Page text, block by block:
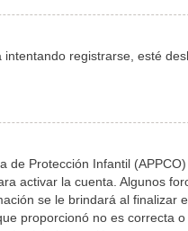
registrarse, esté
Protección Infantil
activar la cuenta. Algunos
se le brindará al finalizar
proporcionó no es correcta